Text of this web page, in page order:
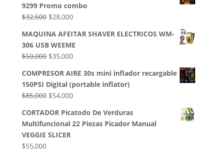
9299 Promo combo
$32,500 El
original
era:
$32,500.
$28,000El
actual
es:
$28,000.
MAQUINA AFEITAR SHAVER ELECTRICOS WM-
306 USB WEEME
$50,000 El
original
era:
$50,000.
$35,000El
actual
es:
$35,000.
COMPRESOR AIRE 30s mini inflador recargable
150PSI Digital (portable inflator)
$85,000 El
original
era:
$85,000.
$54,000El
actual
es:
CORTADOR Picatodo De Verduras
Multifuncional 22 Piezas Picador Manual
VEGGIE SLICER
$55,000